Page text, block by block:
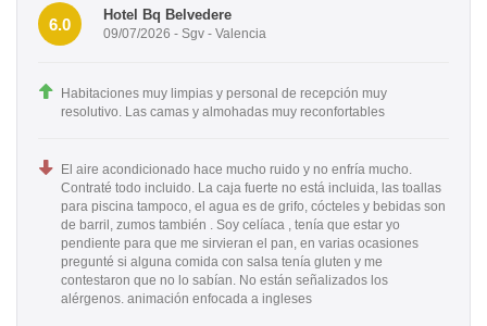
6.0
Hotel Bq Belvedere
09/07/2026 - Sgv - Valencia
Habitaciones muy limpias y personal de recepción muy
resolutivo. Las camas y almohadas muy reconfortables
El aire acondicionado hace mucho ruido y no enfría mucho.
Contraté todo incluido. La caja fuerte no está incluida, las toallas
para piscina tampoco, el agua es de grifo, cócteles y bebidas son
de barril, zumos también . Soy celíaca , tenía que estar yo
pendiente para que me sirvieran el pan, en varias ocasiones
pregunté si alguna comida con salsa tenía gluten y me
contestaron que no lo sabían. No están señalizados los
alérgenos. animación enfocada a ingleses